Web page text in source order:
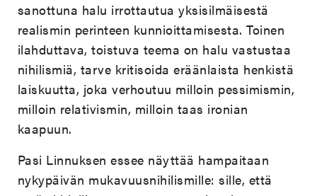
sanottuna halu irrottautua yksisilmäisestä
realismin perinteen kunnioittamisesta. Toinen
ilahduttava, toistuva teema on halu vastustaa
nihilismiä, tarve kritisoida eräänlaista henkistä
laiskuutta, joka verhoutuu milloin pessimismin,
milloin relativismin, milloin taas ironian
kaapuun.
Pasi Linnuksen essee näyttää hampaitaan
nykypäivän mukavuusnihilismille: sille, että